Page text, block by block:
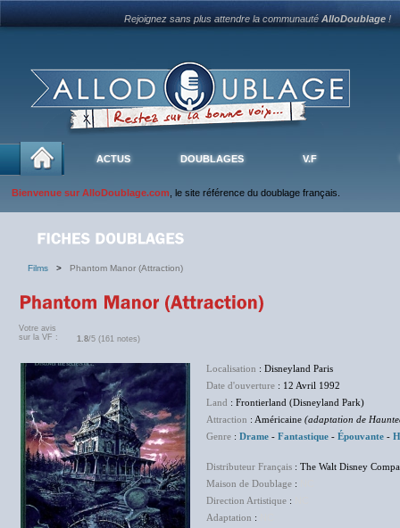
Rejoignez sans plus attendre la communautéAlloDoublage !
ACTUS DOUBLAGES V.F
Bienvenue sur AlloDoublage.com , le site référence du doublage français.
Films > Phantom Manor (Attraction)
Votre avis
sur la VF :
1.8/5 (161 notes)
Localisation : Disneyland Paris
Date d'ouverture : 12 Avril 1992
Land : Frontierland (Disneyland Park)
Attraction : Américaine (adaptation de
Genre : Drame - Fantastique - Épouvante -
Distributeur Français : The Walt Disney
Maison de Doublage :
Direction Artistique :
Adaptation :